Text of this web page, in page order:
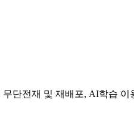
단전재 및 재배포, AI학습 이